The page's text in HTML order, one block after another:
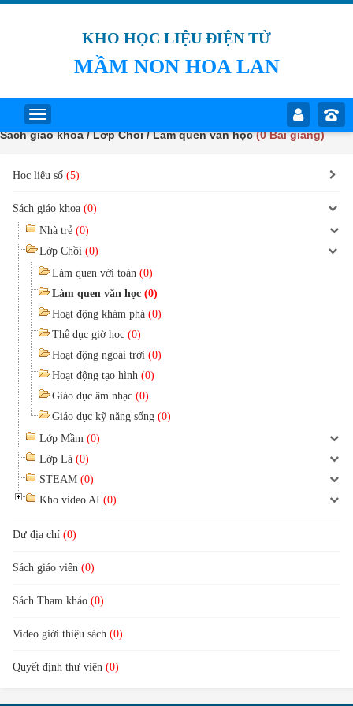
KHO HỌC LIỆU ĐIỆN TỬ
MẦM NON HOA LAN
Sách giáo khoa / Lớp Chồi / Làm quen văn học(0 Bài giảng)
Học liệu số (5)
Sách giáo khoa (0)
Nhà trẻ (0)
Lớp Chồi (0)
Làm quen với toán (0)
Làm quen văn học (0)
Hoạt động khám phá (0)
Thể dục giờ học (0)
Hoạt động ngoài trời (0)
Hoạt động tạo hình (0)
Giáo dục âm nhạc (0)
Giáo dục kỹ năng sống (0)
Lớp Mầm (0)
Lớp Lá (0)
STEAM (0)
Kho video AI (0)
Dư địa chí (0)
Sách giáo viên (0)
Sách Tham khảo (0)
Video giới thiệu sách (0)
Quyết định thư viện (0)